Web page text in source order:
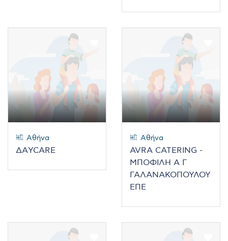
Αθήνα
ΔΑYCARE
Αθήνα
AVRA CATERING -
ΜΠΟΦΙΛΗ Α Γ
ΓΑΛΑΝΑΚΟΠΟΥΛΟΥ
ΕΠΕ